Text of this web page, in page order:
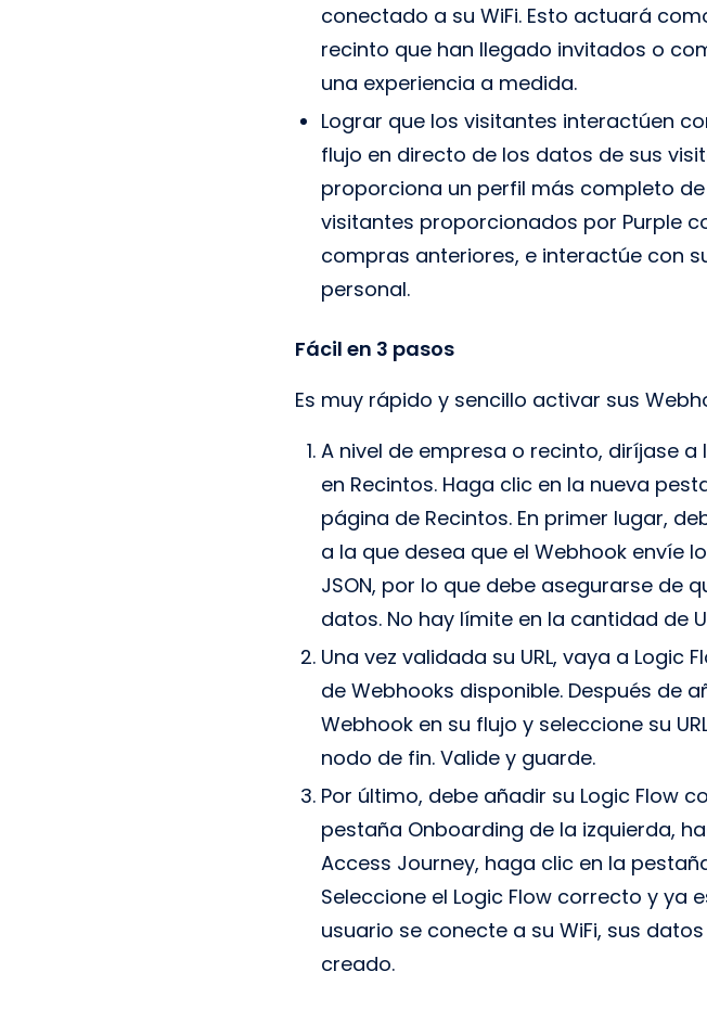
conectado a su WiFi. Esto actuará
recinto que han llegado invitados o
una experiencia a medida.
Lograr que los visitantes interactúen
flujo en directo de los datos de sus
proporciona un perfil más completo
visitantes proporcionados por Purple
compras anteriores, e interactúe con
personal.
Fácil en 3 pasos
Es muy rápido y sencillo activar sus
A nivel de empresa o recinto, diríjase
en Recintos. Haga clic en la nueva
página de Recintos. En primer lugar,
a la que desea que el Webhook envíe
JSON, por lo que debe asegurarse de
datos. No hay límite en la cantidad de
Una vez validada su URL, vaya a
de Webhooks disponible. Después de
Webhook en su flujo y seleccione su
nodo de fin. Valide y guarde.
Por último, debe añadir su Logic Flow
pestaña Onboarding de la izquierda,
Access Journey, haga clic en la
Seleccione el Logic Flow correcto y ya
usuario se conecte a su WiFi, sus
creado.